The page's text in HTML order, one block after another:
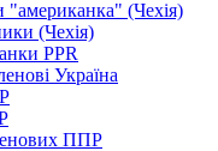
"американка" (Чехія)
(Чехія)
PPR
Україна
ППР